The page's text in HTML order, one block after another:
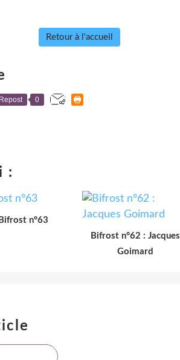
Retour à l'accueil
Repost 0
:
Bifrost n°63
Bifrost n°62 : Jacques
Goimard